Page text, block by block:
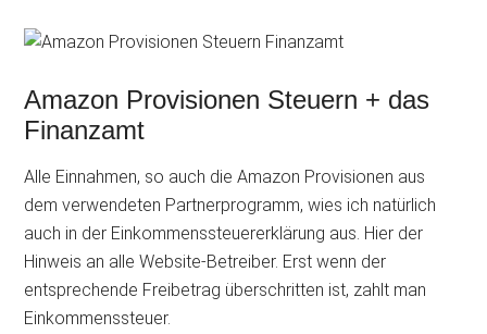
Amazon Provisionen Steuern + das
Finanzamt
Alle Einnahmen, so auch die Amazon Provisionen aus
dem verwendeten Partnerprogramm, wies ich natürlich
auch in der Einkommenssteuererklärung aus. Hier der
Hinweis an alle Website-Betreiber. Erst wenn der
entsprechende Freibetrag überschritten ist, zahlt man
Einkommenssteuer.